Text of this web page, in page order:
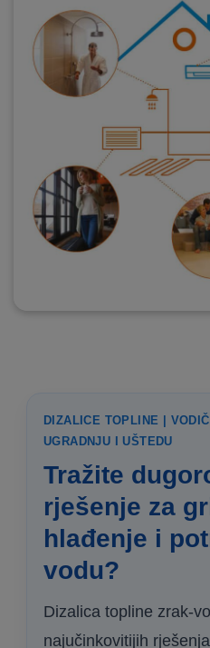
DIZALICE TOPLINE |
UGRADNJU I UŠTEDU
Tražite
rješenje za
hlađenje i
vodu?
Dizalica topline zrak-
najučinkovitijih